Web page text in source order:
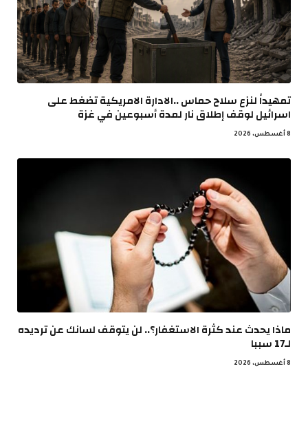
تمهيداً لنزع سلاح حماس ..الادارة الامريكية تضغط على
اسرائيل لوقف إطلاق نار لمدة أسبوعين في غزة
8 أغسطس، 2026
ماذا يحدث عند كثرة الاستغفار؟.. لن يتوقف لسانك عن ترديده
لـ17 سببا
8 أغسطس، 2026